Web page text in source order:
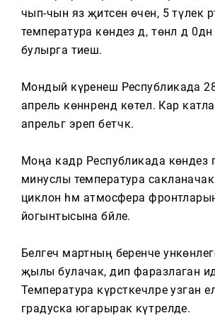
чып-чын яз җитсен өчен, 5 тәүлек
температура көндез дә, төнлә дә
булырга тиеш.
Мондый күренеш Республикада
апрель көннәрендә көтелә. Кар
апрельгә эреп бетәчәк.
Моңа кадәр Республикада көндез
минуслы температура
циклон һәм атмосфера
йогынтысына бәйле.
Белгеч мартның беренче
җылы булачак, дип фаразлаган
Температура күрсәткечләре узган
градуска югарырак күтәрелде.